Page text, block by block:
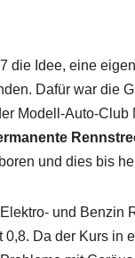
die Idee, eine
Dafür war die
Modell-Auto-
und dies bis
und Benzin
Da der Kurs in